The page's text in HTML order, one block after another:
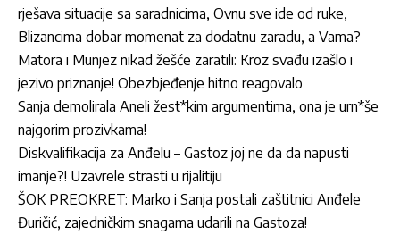
rješava situacije sa saradnicima, Ovnu sve ide od ruke,
Blizancima dobar momenat za dodatnu zaradu, a Vama?
Matora i Munjez nikad žešće zaratili: Kroz svađu izašlo i
jezivo priznanje! Obezbjeđenje hitno reagovalo
Sanja demolirala Aneli žest*kim argumentima, ona je urn*še
najgorim prozivkama!
Diskvalifikacija za Anđelu – Gastoz joj ne da da napusti
imanje?! Uzavrele strasti u rijalitiju
ŠOK PREOKRET: Marko i Sanja postali zaštitnici Anđele
Đuričić, zajedničkim snagama udarili na Gastoza!